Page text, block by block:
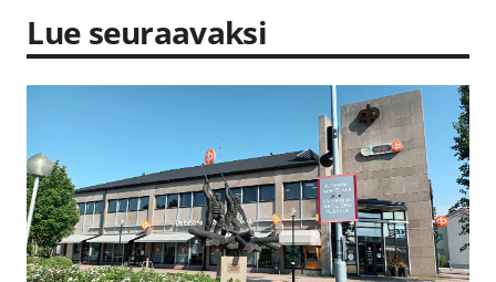
Lue seuraavaksi